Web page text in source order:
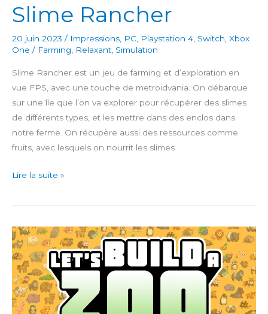
Slime Rancher
20 juin 2023 / Impressions PC Playstation 4 Switch Xbox
One / Farming Relaxant Simulation
Slime Rancher est un jeu de farming et d’exploration en
vue FPS, avec une touche de metroidvania. On débarque
sur une île que l’on va explorer pour récupérer des slimes
de différents types, et les mettre dans des enclos dans
notre ferme. On récupère aussi des ressources comme
fruits, avec lesquels on nourrit les slimes
Slime
Lire la suite »